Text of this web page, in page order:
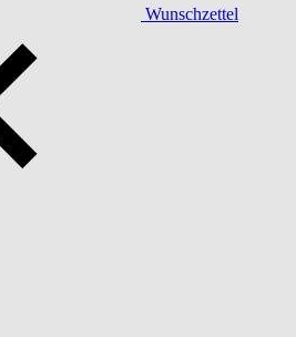
Wunschzettel